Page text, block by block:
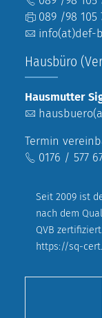
089 /98 105
info(at)def-
Hausbüro
Hausmutter
Termin
0176 / 577
Seit 2009 ist
nach dem
QVB zertifiziert.
https://sq-